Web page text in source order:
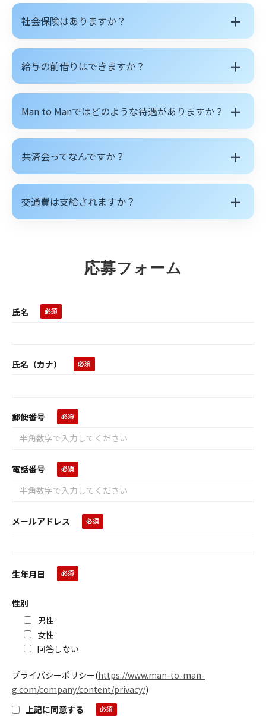
社会保険はありますか？ ＋
給与の前借りはできますか？ ＋
Man to Manではどのような待遇がありますか？ ＋
共済会ってなんですか？ ＋
交通費は支給されますか？ ＋
応募フォーム
氏名
氏名（カナ）
郵便番号
電話番号
メールアドレス
生年月日
性別
男性
女性
回答しない
プライバシーポリシー(https://www.man-to-man-
g.com/company/content/privacy/)
上記に同意する